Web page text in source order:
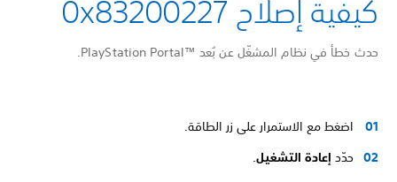
كيفية إصلاح 0x83200227
حدث خطأ في نظام المشغّل عن بُعد PlayStation Portal™‎.
اضغط مع الاستمرار على زر الطاقة.
حدّد إعادة التشغيل.